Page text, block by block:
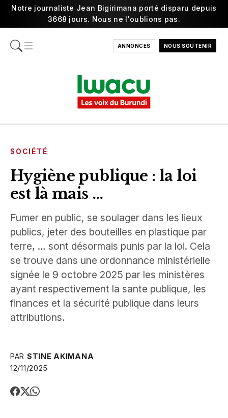
Notre journaliste Jean Bigirimana porté disparu depuis
3668 jours. Nous ne l'oublions pas.
ANNONCES NOUS SOUTENIR
SOCIÉTÉ
Hygiène publique : la loi
est là mais …
Fumer en public, se soulager dans les lieux
publics, jeter des bouteilles en plastique par
terre, … sont désormais punis par la loi. Cela
se trouve dans une ordonnance ministérielle
signée le 9 octobre 2025 par les ministères
ayant respectivement la sante publique, les
finances et la sécurité publique dans leurs
attributions.
PAR STINE AKIMANA
12/11/2025